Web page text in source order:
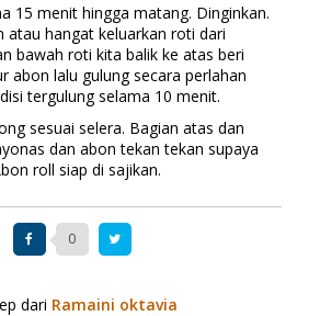
15 menit hingga matang. Dinginkan.
atau hangat keluarkan roti dari
bawah roti kita balik ke atas beri
abon lalu gulung secara perlahan
tergulung selama 10 menit.
sesuai selera. Bagian atas dan
dan abon tekan tekan supaya
roll siap di sajikan.
0
dari Ramaini oktavia